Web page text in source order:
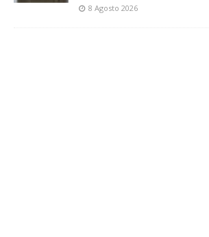
8 Agosto 2026